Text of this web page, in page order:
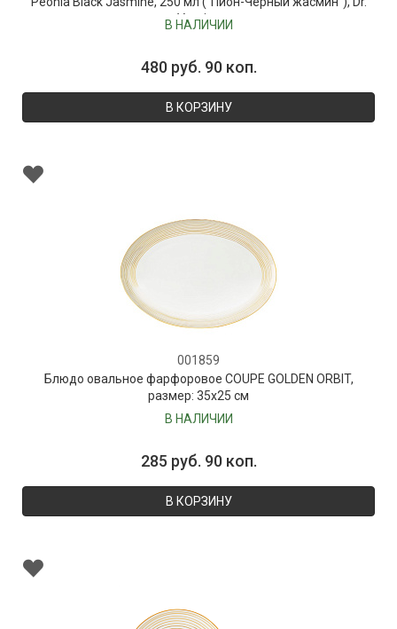
Vranjes
В НАЛИЧИИ
480 руб. 90 коп.
В КОРЗИНУ
001859
Блюдо овальное фарфоровое COUPE GOLDEN ORBIT,
размер: 35х25 см
В НАЛИЧИИ
285 руб. 90 коп.
В КОРЗИНУ